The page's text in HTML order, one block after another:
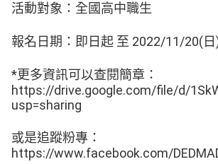
活動對象：全國高中職生
報名日期：即日起 至 2022/11/20(日
*更多資訊可以查閱簡章：
https://drive.google.com/file/d/
usp=sharing
或是追蹤粉專：
https://www.facebook.com/